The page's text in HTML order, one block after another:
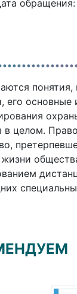
его
целом.